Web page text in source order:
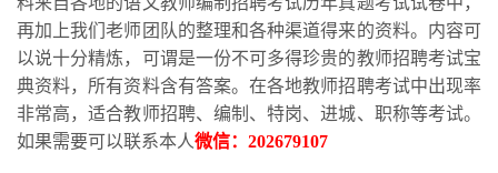
再加上我们老师团队的整理和各种渠道得来的资料。内容可
以说十分精炼，可谓是一份不可多得珍贵的教师招聘考试宝
典资料，所有资料含有答案。在各地教师招聘考试中出现率
非常高，适合教师招聘、编制、特岗、进城、职称等考试。
如果需要可以联系本人微信： 202679107